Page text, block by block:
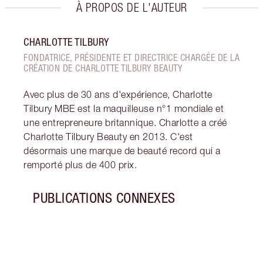
À PROPOS DE L'AUTEUR
CHARLOTTE TILBURY
FONDATRICE, PRÉSIDENTE ET DIRECTRICE CHARGÉE DE LA
CRÉATION DE CHARLOTTE TILBURY BEAUTY
Avec plus de 30 ans d'expérience, Charlotte
Tilbury MBE est la maquilleuse n°1 mondiale et
une entrepreneure britannique. Charlotte a créé
Charlotte Tilbury Beauty en 2013. C'est
désormais une marque de beauté record qui a
remporté plus de 400 prix.
PUBLICATIONS CONNEXES